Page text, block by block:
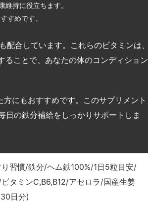
維持に役立ちます。
すめです。
も配合しています。これらのビタミンは、
ることで、あなたの体のコンディション
にもおすすめです。このサプリメント
日の鉄分補給をしっかりサポートしま
習慣/鉄分/ヘム鉄100%/1日5粒目安/
タミンC,B6,B12/アセロラ/国産生姜
日分)